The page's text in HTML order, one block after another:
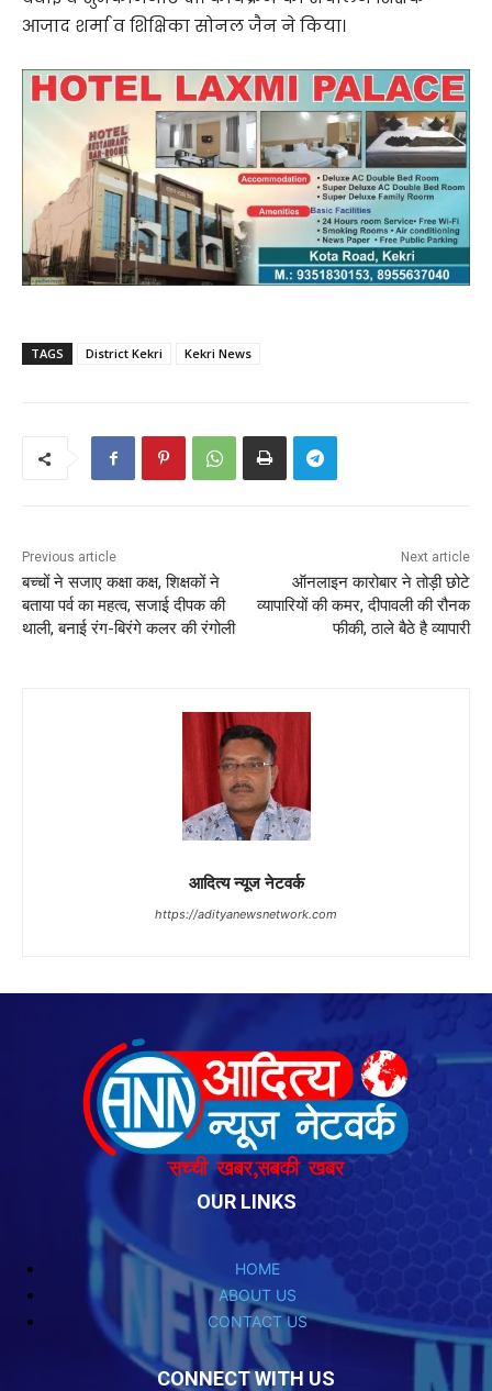
OUR LINKS
HOME
ABOUT US
CONTACT US
CONNECT WITH US